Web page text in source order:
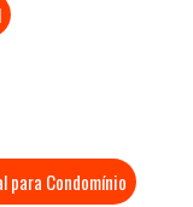
Condomínio